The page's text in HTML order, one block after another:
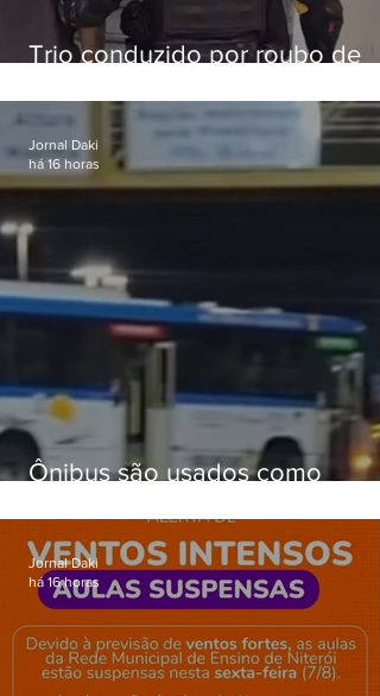
Trio conduzido por roubo de
passagens
Ônibus são usados como
Gardênia Azul
Jornal Daki
há 16 horas
Jornal Daki
há 16 horas